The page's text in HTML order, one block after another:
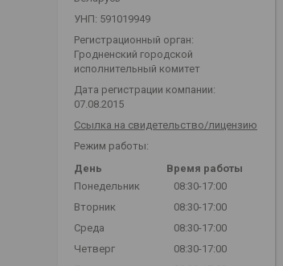
УНП: 591019949
Регистрационный орган:
Гродненский городской
исполнительный комитет
Дата регистрации компании:
07.08.2015
Ссылка на свидетельство/лицензию
Режим работы:
День
Время работы
Понедельник
08:30-17:00
Вторник
08:30-17:00
Среда
08:30-17:00
Четверг
08:30-17:00